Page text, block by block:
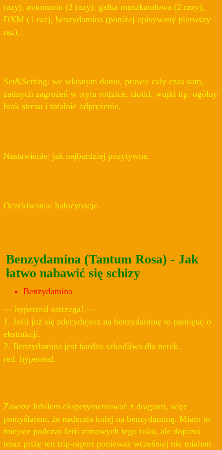
razy), aviomarin (2 razy), gałka muszkatałowa (2 razy),
DXM (1 raz), benzydamina (poniżej opisywany pierwszy
raz).
Set&Setting: we własnym domu, prawie cały czas sam,
żadnych zagrożeń w stylu rodzice, ciotki, wujki itp. ogólny
brak stresu i totalnie odprężenie.
Nastawienie: jak najbardziej pozytywne.
Oczekiwania: halucynacje.
Benzydamina (Tantum Rosa) - Jak
łatwo nabawić się schizy
Benzydamina
--- hyperreal ostrzega! ---
1. Jeśli już się zdecydujesz na benzydaminę to pamiętaj o
ekstrakcji.
2. Benzydamina jest bardzo szkodliwa dla nerek.
red. hyperreal.
Zawsze lubiłem eksperymentować z dragami, więc
pomyślałem, że nadeszła kolej na benzydaminę. Miało to
miejsce podczas ferii zimowych tego roku, ale dopiero
teraz piszę ten trip-raport ponieważ wcześniej nie miałem